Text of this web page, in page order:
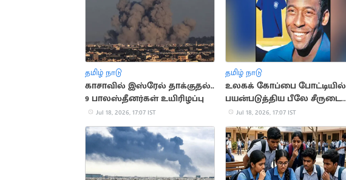
தமிழ் நாடு
காசாவில் இஸ்ரேல் தாக்குதல்..
9 பாலஸ்தீனர்கள் உயிரிழப்பு
Jul 18, 2026, 17:07 IST
தமிழ் நாடு
உலகக் கோப்பை போட்டியில்
பயன்படுத்திய பீலே சீருடை
ரூ.47 கோடிக்கு ஏலம்
Jul 18, 2026, 17:07 IST